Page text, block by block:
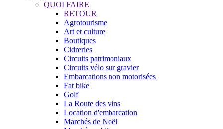
QUOI FAIRE
RETOUR
Agrotourisme
Art et culture
Boutiques
Cidreries
Circuits patrimoniaux
Circuits vélo sur gravier
Embarcations non motorisées
Fat bike
Golf
La Route des vins
Location d'embarcation
Marchés de Noël